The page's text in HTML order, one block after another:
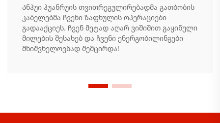
Ანჰუი ჰუანრუის თვითრეგულირებადმა გათბობის
კაბელებმა ჩვენი ზაფხულის ოპერაციები
გადააქციეს. ჩვენ მეტად აღარ ვიშიშით გაყინული
მილების შესახებ და ჩვენი ენერგობილინგები
მნიშვნელოვნად შემცირდა!